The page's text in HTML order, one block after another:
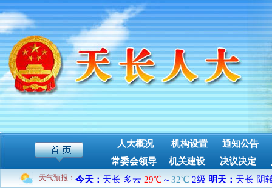
人大概况 机构设置
通知公告
常委会领导
机关建设 决议决定
天气预报：